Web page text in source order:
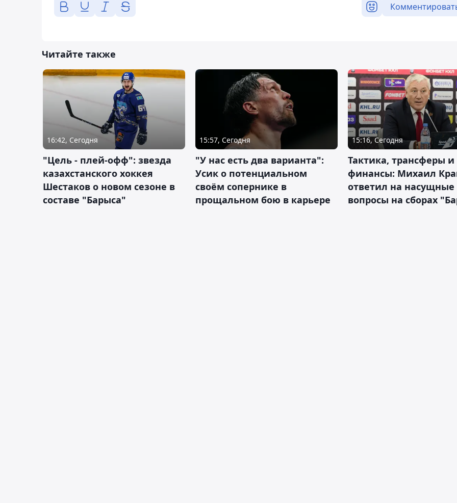
Читайте также
16:42, Сегодня
"Цель - плей-офф": звезда
казахстанского хоккея
Шестаков о новом сезоне в
составе "Барыса"
15:57, Сегодня
"У нас есть два варианта":
Усик о потенциальном
своём сопернике в
прощальном бою в карьере
15:16, Сегодня
Тактика, трансферы и
финансы: Михаил
ответил на насущные
вопросы на сборах